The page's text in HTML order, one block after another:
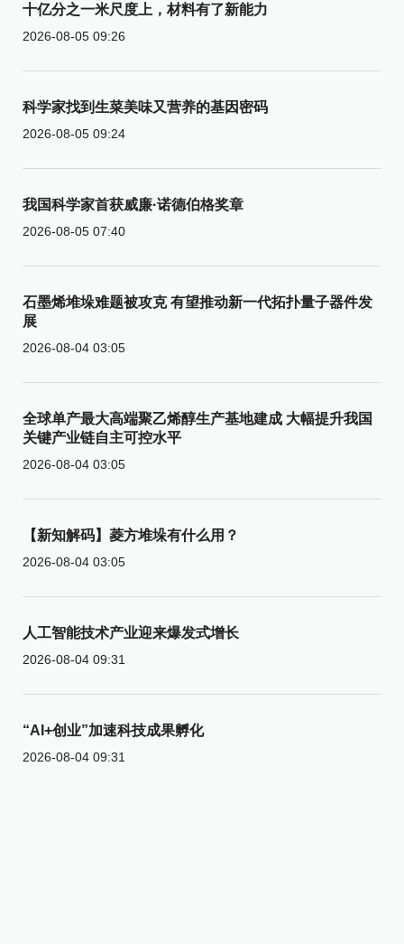
十亿分之一米尺度上，材料有了新能力
2026-08-05 09:26
科学家找到生菜美味又营养的基因密码
2026-08-05 09:24
我国科学家首获威廉·诺德伯格奖章
2026-08-05 07:40
石墨烯堆垛难题被攻克 有望推动新一代拓扑量子器件发
展
2026-08-04 03:05
全球单产最大高端聚乙烯醇生产基地建成 大幅提升我国
关键产业链自主可控水平
2026-08-04 03:05
【新知解码】菱方堆垛有什么用？
2026-08-04 03:05
人工智能技术产业迎来爆发式增长
2026-08-04 09:31
“AI+创业”加速科技成果孵化
2026-08-04 09:31